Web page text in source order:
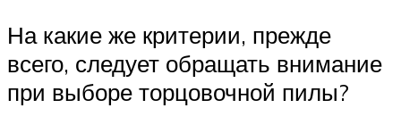
На какие же критерии, прежде
всего, следует обращать внимание
при выборе торцовочной пилы?